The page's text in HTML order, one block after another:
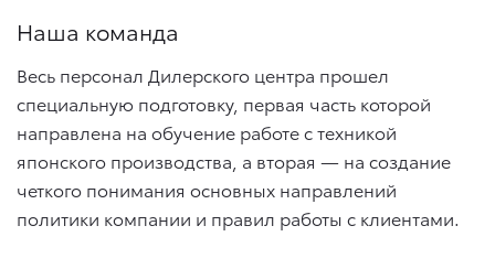
Наша команда
Весь персонал Дилерского центра прошел
специальную подготовку, первая часть которой
направлена на обучение работе с техникой
японского производства, а вторая — на создание
четкого понимания основных направлений
политики компании и правил работы с клиентами.